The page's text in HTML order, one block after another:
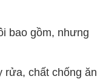
bao gồm, nhưng
rửa, chất chống ăn